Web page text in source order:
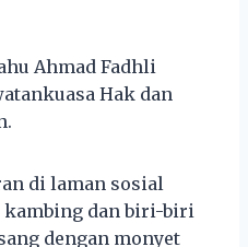
Ahmad Fadhli
Hak dan
di laman sosial
dan biri-biri
dengan monyet